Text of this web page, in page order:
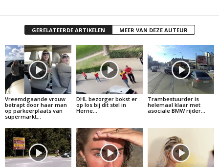
GERELATEERDE ARTIKELEN MEER VAN DEZE AUTEUR
Vreemdgaande vrouw
betrapt door haar man
op parkeerplaats van
supermarkt…
DHL bezorger bokst er
op los bij dit stel in
Herne…
Trambestuurder is
helemaal klaar met
asociale BMW rijder…